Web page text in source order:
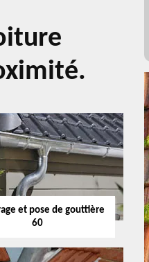
et pose de gouttière
60